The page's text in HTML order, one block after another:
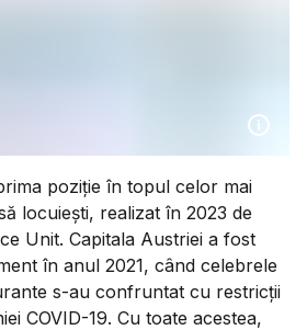
poziție în topul celor mai
locuiești, realizat în 2023 de
Unit. Capitala Austriei a fost
în anul 2021, când celebrele
s-au confruntat cu restricții
COVID-19. Cu toate acestea,